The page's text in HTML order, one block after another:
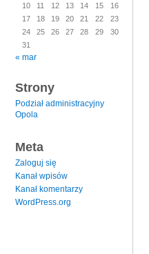
10
11 12 13 14 15
16
17
18 19 20 21 22
23
24
25 26 27 28 29
30
31
« mar
Strony
Podział administracyjny
Opola
Meta
Zaloguj się
Kanał wpisów
Kanał komentarzy
WordPress.org